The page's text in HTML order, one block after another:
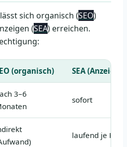
sich organisch (SEO)
(SEA) erreichen.
(organisch) SEA (Anzeigen)
3–6
sofort
laufend je Klick